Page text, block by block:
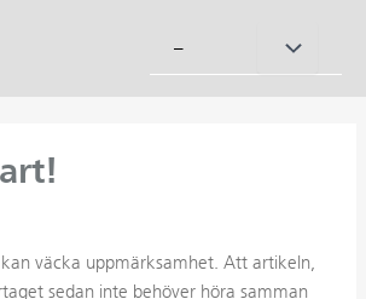
– Slå
väcka uppmärksamhet. Att artikeln,
sedan inte behöver höra samman